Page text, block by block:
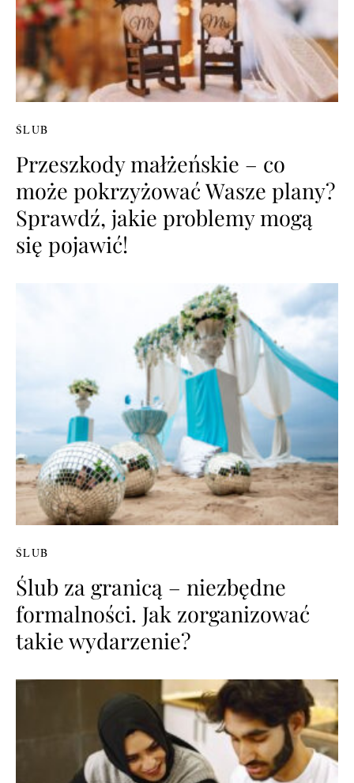
ŚLUB
Przeszkody małżeńskie – co
może pokrzyżować Wasze plany?
Sprawdź, jakie problemy mogą
się pojawić!
ŚLUB
Ślub za granicą – niezbędne
formalności. Jak zorganizować
takie wydarzenie?